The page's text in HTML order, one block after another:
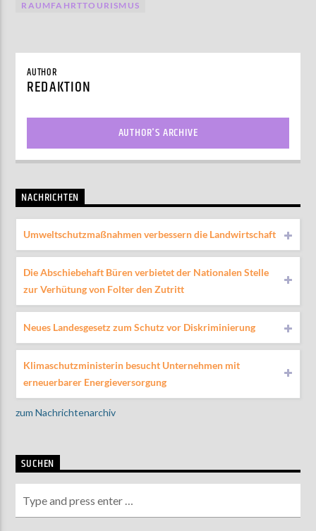
RAUMFAHRTTOURISMUS
AUTHOR
REDAKTION
AUTHOR'S ARCHIVE
NACHRICHTEN
Umweltschutzmaßnahmen verbessern die Landwirtschaft
Die Abschiebehaft Büren verbietet der Nationalen Stelle
zur Verhütung von Folter den Zutritt
Neues Landesgesetz zum Schutz vor Diskriminierung
Klimaschutzministerin besucht Unternehmen mit
erneuerbarer Energieversorgung
zum Nachrichtenarchiv
SUCHEN